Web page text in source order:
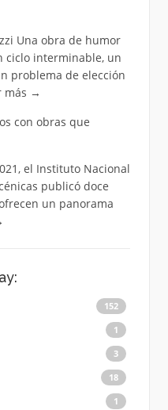
Una obra de humor
ciclo interminable, un
problema de elección
más →
con obras que
el Instituto Nacional
publicó doce
un panorama
152
1
3
18
1